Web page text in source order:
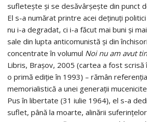
sufleteşte şi se desăvârşeşte din punct
El s-a numărat printre acei deţinuţi
nu i-a degradat, ci i-a făcut mai buni şi
sale din lupta anticomunistă şi din
concentrate în volumul Noi nu am avut
Libris, Braşov, 2005 (cartea a fost scrisă
o primă ediţie în 1993) – rămân
memorialistică a unei generaţii
Pus în libertate (31 iulie 1964), el s-a
suflet, până la moarte, alinării